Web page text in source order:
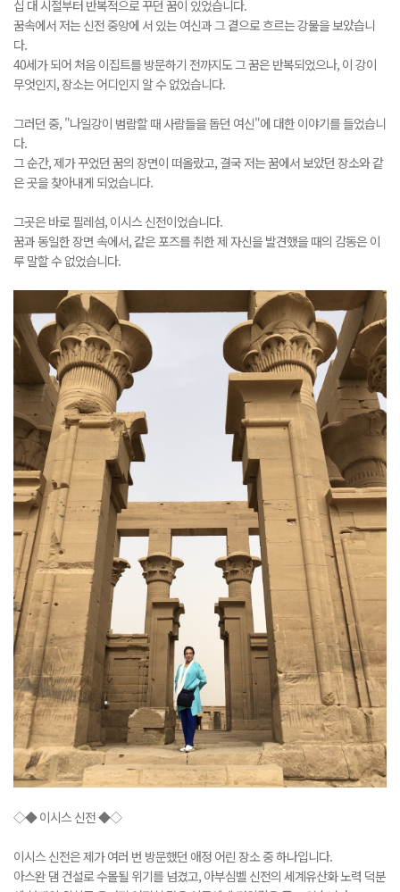
십 대 시절부터 반복적으로 꾸던 꿈이 있었습니다.
꿈속에서 저는 신전 중앙에 서 있는 여신과 그 곁으로 흐르는 강물을 보았습니
다.
40세가 되어 처음 이집트를 방문하기 전까지도 그 꿈은 반복되었으나, 이 강이
무엇인지, 장소는 어디인지 알 수 없었습니다.
그러던 중, "나일강이 범람할 때 사람들을 돕던 여신"에 대한 이야기를 들었습니
다.
그 순간, 제가 꾸었던 꿈의 장면이 떠올랐고, 결국 저는 꿈에서 보았던 장소와 같
은 곳을 찾아내게 되었습니다.
그곳은 바로 필레섬, 이시스 신전이었습니다.
꿈과 동일한 장면 속에서, 같은 포즈를 취한 제 자신을 발견했을 때의 감동은 이
루 말할 수 없었습니다.
◇◆ 이시스 신전 ◆◇
이시스 신전은 제가 여러 번 방문했던 애정 어린 장소 중 하나입니다.
아스완 댐 건설로 수몰될 위기를 넘겼고, 아부심벨 신전의 세계유산화 노력 덕분